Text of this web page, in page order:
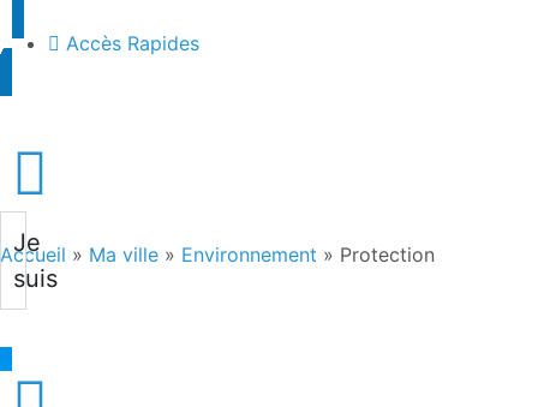
Accès Rapides
Je
suis
Accueil » Ma ville » Environnement » Protection